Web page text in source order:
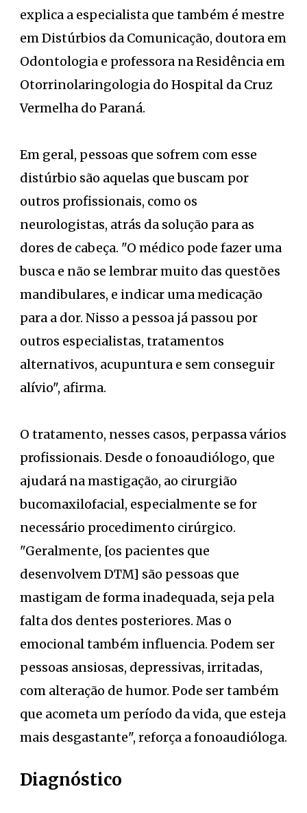
explica a especialista que também é mestre
em Distúrbios da Comunicação, doutora em
Odontologia e professora na Residência em
Otorrinolaringologia do Hospital da Cruz
Vermelha do Paraná.
Em geral, pessoas que sofrem com esse
distúrbio são aquelas que buscam por
outros profissionais, como os
neurologistas, atrás da solução para as
dores de cabeça. "O médico pode fazer uma
busca e não se lembrar muito das questões
mandibulares, e indicar uma medicação
para a dor. Nisso a pessoa já passou por
outros especialistas, tratamentos
alternativos, acupuntura e sem conseguir
alívio", afirma.
O tratamento, nesses casos, perpassa vários
profissionais. Desde o fonoaudiólogo, que
ajudará na mastigação, ao cirurgião
bucomaxilofacial, especialmente se for
necessário procedimento cirúrgico.
"Geralmente, [os pacientes que
desenvolvem DTM] são pessoas que
mastigam de forma inadequada, seja pela
falta dos dentes posteriores. Mas o
emocional também influencia. Podem ser
pessoas ansiosas, depressivas, irritadas,
com alteração de humor. Pode ser também
que acometa um período da vida, que esteja
mais desgastante", reforça a fonoaudióloga.
Diagnóstico